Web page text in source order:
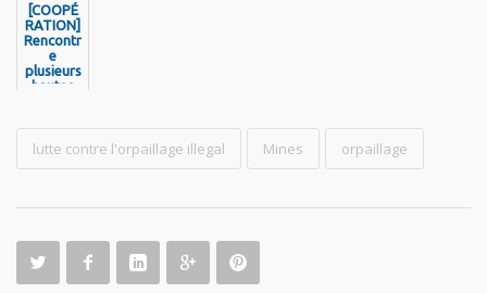
urs
miniers
de
Guyane,
les
parleme
[COOPÉ
RATION]
Rencontr
e
plusieurs
hautes
s du
Surinam
représen
armées
lutte contre l'orpaillage illegal Mines orpaillage